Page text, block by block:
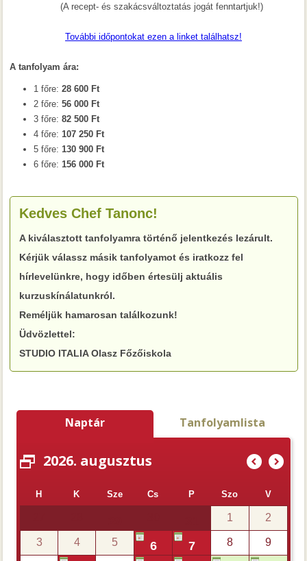
(A recept- és szakácsváltoztatás jogát fenntartjuk!)
További időpontokat ezen a linket találhatsz!
A tanfolyam ára:
1 főre:28 600 Ft
2 főre:56 000 Ft
3 főre:82 500 Ft
4 főre:107 250 Ft
5 főre:130 900 Ft
6 főre:156 000 Ft
Kedves Chef Tanonc!
A kiválasztott tanfolyamra történő jelentkezés lezárult.
Kérjük válassz másik tanfolyamot és iratkozz fel
hírlevelünkre, hogy időben értesülj aktuális
kurzuskínálatunkról.
Reméljük hamarosan találkozunk!
Üdvözlettel:
STUDIO ITALIA Olasz Főzőiskola
Naptár Tanfolyamlista
2026. augusztus )
(
H K Sze Cs P Szo V
1 2
3 4 5 6 7 8 9